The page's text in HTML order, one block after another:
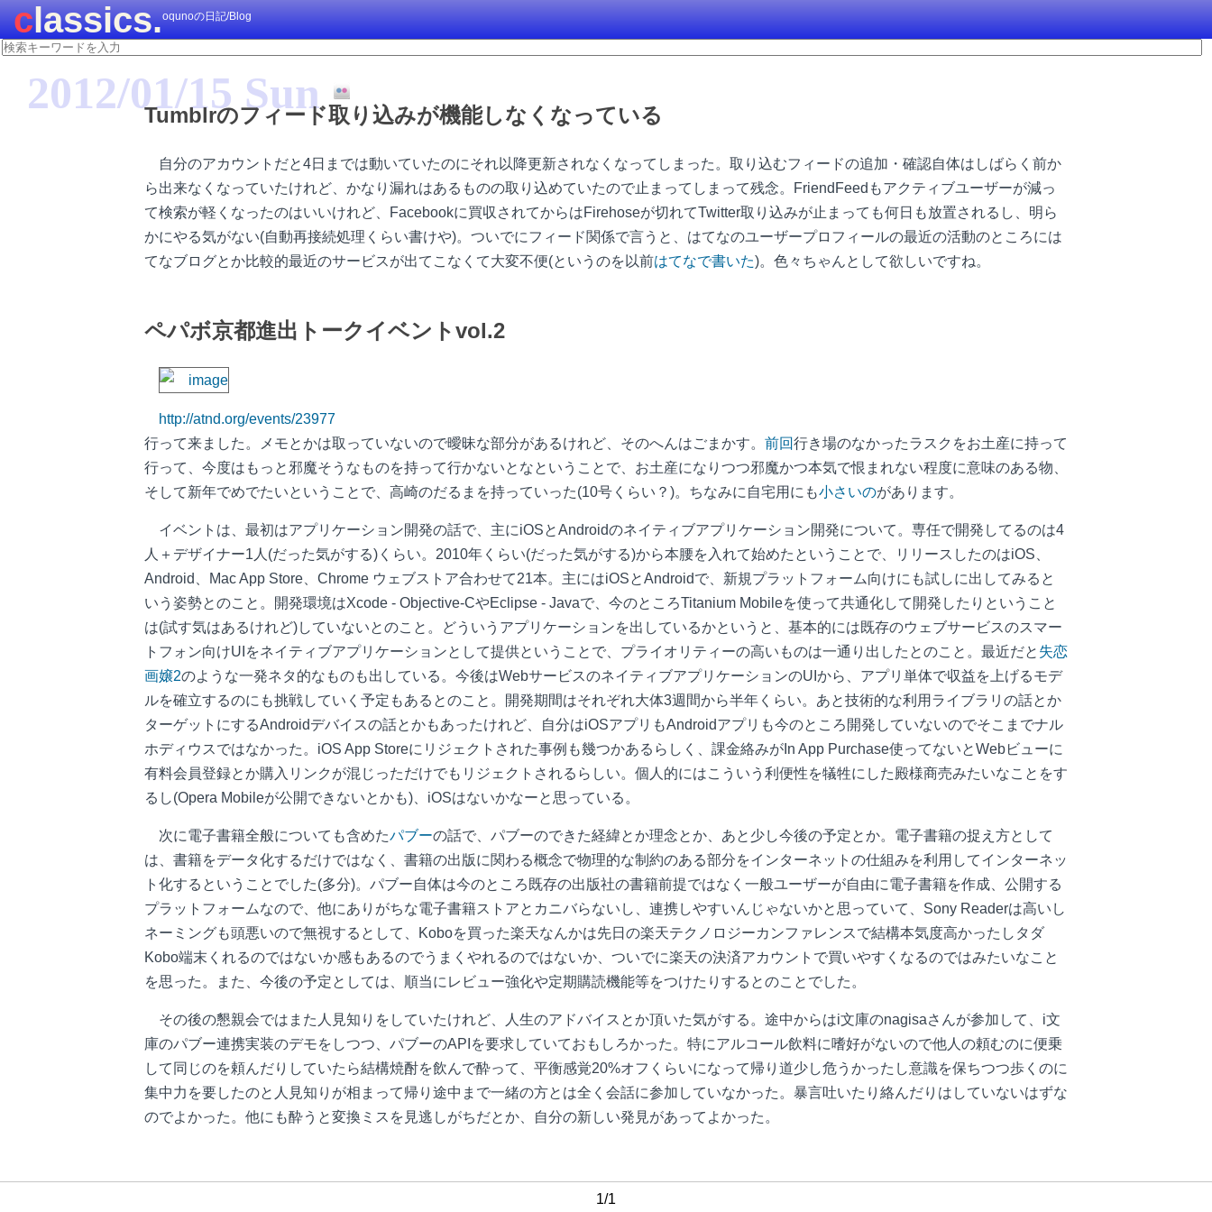
classics.oqunoの日記/Blog
2012/01/15 Sun
Tumblrのフィード取り込みが機能しなくなっている
自分のアカウントだと4日までは動いていたのにそれ以降更新されなくなってしまった。取り込むフィードの追加・確認自体はしばらく前か
ら出来なくなっていたけれど、かなり漏れはあるものの取り込めていたので止まってしまって残念。FriendFeedもアクティブユーザーが減っ
て検索が軽くなったのはいいけれど、Facebookに買収されてからはFirehoseが切れてTwitter取り込みが止まっても何日も放置されるし、明ら
かにやる気がない(自動再接続処理くらい書けや)。ついでにフィード関係で言うと、はてなのユーザープロフィールの最近の活動のところには
てなブログとか比較的最近のサービスが出てこなくて大変不便(というのを以前はてなで書いた)。色々ちゃんとして欲しいですね。
ペパボ京都進出トークイベントvol.2
http://atnd.org/events/23977
行って来ました。メモとかは取っていないので曖昧な部分があるけれど、そのへんはごまかす。 前回行き場のなかったラスクをお土産に持って
行って、今度はもっと邪魔そうなものを持って行かないとなということで、お土産になりつつ邪魔かつ本気で恨まれない程度に意味のある物、
そして新年でめでたいということで、高崎のだるまを持っていった(10号くらい？)。ちなみに自宅用にも小さいのがあります。
イベントは、最初はアプリケーション開発の話で、主にiOSとAndroidのネイティブアプリケーション開発について。専任で開発してるのは4
人＋デザイナー1人(だった気がする)くらい。2010年くらい(だった気がする)から本腰を入れて始めたということで、リリースしたのはiOS、
Android、Mac App Store、Chrome ウェブストア合わせて21本。主にはiOSとAndroidで、新規プラットフォーム向けにも試しに出してみると
いう姿勢とのこと。開発環境はXcode - Objective-CやEclipse - Javaで、今のところTitanium Mobileを使って共通化して開発したりということ
は(試す気はあるけれど)していないとのこと。どういうアプリケーションを出しているかというと、基本的には既存のウェブサービスのスマー
トフォン向けUIをネイティブアプリケーションとして提供ということで、プライオリティーの高いものは一通り出したとのこと。最近だと 失恋
画嬢2のような一発ネタ的なものも出している。今後はWebサービスのネイティブアプリケーションのUIから、アプリ単体で収益を上げるモデ
ルを確立するのにも挑戦していく予定もあるとのこと。開発期間はそれぞれ大体3週間から半年くらい。あと技術的な利用ライブラリの話とか
ターゲットにするAndroidデバイスの話とかもあったけれど、自分はiOSアプリもAndroidアプリも今のところ開発していないのでそこまでナル
ホディウスではなかった。iOS App Storeにリジェクトされた事例も幾つかあるらしく、課金絡みがIn App Purchase使ってないとWebビューに
有料会員登録とか購入リンクが混じっただけでもリジェクトされるらしい。個人的にはこういう利便性を犠牲にした殿様商売みたいなことをす
るし(Opera Mobileが公開できないとかも)、iOSはないかなーと思っている。
次に電子書籍全般についても含めたパブーの話で、パブーのできた経緯とか理念とか、あと少し今後の予定とか。電子書籍の捉え方として
は、書籍をデータ化するだけではなく、書籍の出版に関わる概念で物理的な制約のある部分をインターネットの仕組みを利用してインターネッ
ト化するということでした(多分)。パブー自体は今のところ既存の出版社の書籍前提ではなく一般ユーザーが自由に電子書籍を作成、公開する
プラットフォームなので、他にありがちな電子書籍ストアとカニバらないし、連携しやすいんじゃないかと思っていて、Sony Readerは高いし
ネーミングも頭悪いので無視するとして、Koboを買った楽天なんかは先日の楽天テクノロジーカンファレンスで結構本気度高かったしタダ
Kobo端末くれるのではないか感もあるのでうまくやれるのではないか、ついでに楽天の決済アカウントで買いやすくなるのではみたいなこと
を思った。また、今後の予定としては、順当にレビュー強化や定期購読機能等をつけたりするとのことでした。
その後の懇親会ではまた人見知りをしていたけれど、人生のアドバイスとか頂いた気がする。途中からはi文庫のnagisaさんが参加して、i文
庫のパブー連携実装のデモをしつつ、パブーのAPIを要求していておもしろかった。特にアルコール飲料に嗜好がないので他人の頼むのに便乗
して同じのを頼んだりしていたら結構焼酎を飲んで酔って、平衡感覚20%オフくらいになって帰り道少し危うかったし意識を保ちつつ歩くのに
集中力を要したのと人見知りが相まって帰り途中まで一緒の方とは全く会話に参加していなかった。暴言吐いたり絡んだりはしていないはずな
のでよかった。他にも酔うと変換ミスを見逃しがちだとか、自分の新しい発見があってよかった。
1/1